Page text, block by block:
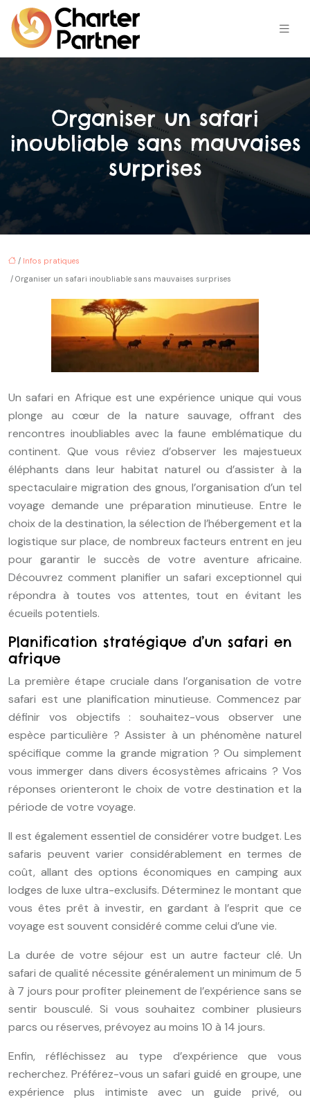
Organiser un safari
inoubliable sans mauvaises
surprises
/ Infos pratiques
/ Organiser un safari inoubliable sans mauvaises surprises
Un safari en Afrique est une expérience unique qui vous
plonge au cœur de la nature sauvage, offrant des
rencontres inoubliables avec la faune emblématique du
continent. Que vous rêviez d’observer les majestueux
éléphants dans leur habitat naturel ou d’assister à la
spectaculaire migration des gnous, l’organisation d’un tel
voyage demande une préparation minutieuse. Entre le
choix de la destination, la sélection de l’hébergement et la
logistique sur place, de nombreux facteurs entrent en jeu
pour garantir le succès de votre aventure africaine.
Découvrez comment planifier un safari exceptionnel qui
répondra à toutes vos attentes, tout en évitant les
écueils potentiels.
Planification stratégique d’un safari en
afrique
La première étape cruciale dans l’organisation de votre
safari est une planification minutieuse. Commencez par
définir vos objectifs : souhaitez-vous observer une
espèce particulière ? Assister à un phénomène naturel
spécifique comme la grande migration ? Ou simplement
vous immerger dans divers écosystèmes africains ? Vos
réponses orienteront le choix de votre destination et la
période de votre voyage.
Il est également essentiel de considérer votre budget. Les
safaris peuvent varier considérablement en termes de
coût, allant des options économiques en camping aux
lodges de luxe ultra-exclusifs. Déterminez le montant que
vous êtes prêt à investir, en gardant à l’esprit que ce
voyage est souvent considéré comme celui d’une vie.
La durée de votre séjour est un autre facteur clé. Un
safari de qualité nécessite généralement un minimum de 5
à 7 jours pour profiter pleinement de l’expérience sans se
sentir bousculé. Si vous souhaitez combiner plusieurs
parcs ou réserves, prévoyez au moins 10 à 14 jours.
Enfin, réfléchissez au type d’expérience que vous
recherchez. Préférez-vous un safari guidé en groupe, une
expérience plus intimiste avec un guide privé, ou